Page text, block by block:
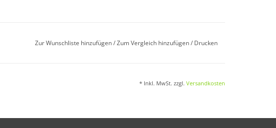
Zur Wunschliste hinzufügen/Zum Vergleich hinzufügen/ Drucken
* Inkl. MwSt. zzgl. Versandkosten